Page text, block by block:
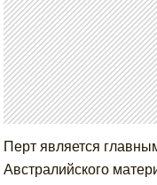
Перт является
Австралийского